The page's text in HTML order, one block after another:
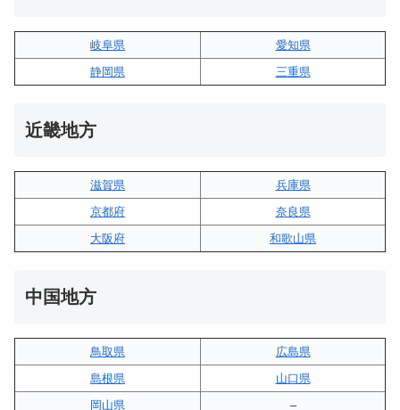
岐阜県
愛知県
静岡県
三重県
近畿地方
滋賀県
兵庫県
京都府
奈良県
大阪府
和歌山県
中国地方
鳥取県
広島県
島根県
山口県
岡山県
–